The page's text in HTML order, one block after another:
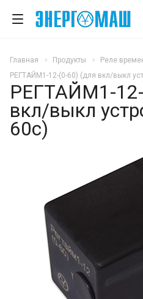
Главная Продукты
Реле
РЕГТАЙМ1-12-(0-60) (для вкл/выкл
РЕГТАЙМ1-
вкл/выкл
60с)